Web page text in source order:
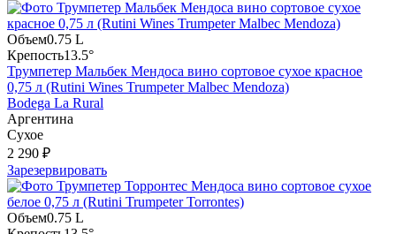
Объем0.75 L
Крепость13.5°
Трумпетер Мальбек Мендоса вино сортовое сухое красное
0,75 л (Rutini Wines Trumpeter Malbec Mendoza)
Bodega La Rural
Аргентина
Сухое
2 290 ₽
Зарезервировать
Объем0.75 L